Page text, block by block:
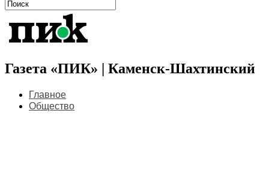
Газета «ПИК» | Каменск-Шахтинский
Главное
Общество